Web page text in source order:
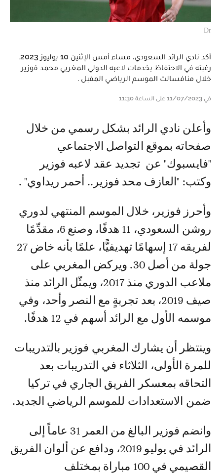
Dr
أكد نادي الرائد السعودي، مساء أمس الإثنين 10 يوليوز 2023،
رغبته في الاحتفاظ بخدمات لاعبه الدولي المغربي محمد فوزير
خلال منافسالت الموسم الرياضي المقبل .
في 11/07/2023 على الساعة 11:30
وأعلن نادي الرائد بشكل رسمي من خلال
صفحاته بموقع التواصل الاجتماعي
"فايسبوك" عن تجديد عقد لاعبه فوزير
وكتب: "العازف محد فوزير.. أحمر ريداوي" .
وأحرز فوزير، خلال الموسم المنتهي لدوري
روشن السعودي، 11 هدفًا، وصنع 6، مقدِّمًا
لفريقه 17 إسهامًا تهديفيًّا، علمًا بأنه خاض 27
جولة من أصل 30. ويركض المغربي على
ملاعب الدوري منذ 2017، ويمثّل الرائد منذ
صيف 2019، بعد تجربةٍ مع النصر وأحد، وفي
موسمه الأول مع الرائد أسهم في 12 هدفًا.
وينتظر أن يشارك المغربي فوزير بالتدريبات
للمرة الأولى، الثلاثاء في التدريبات بعد
التحاقه بمعسكر الفريق الجاري في تركيا
ضمن الاستعدادات للموسم الرياضي الجديد.
وانضم فوزير البالغ من العمر 31 عاماً إلى
الرائد في يوليو 2019، ودافع عن ألوان الفريق
القصيمي في 100 مباراة بمختلف